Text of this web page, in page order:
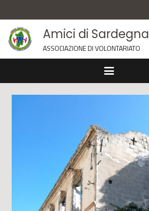
Amici di Sardegna
ASSOCIAZIONE DI VOLONTARIATO